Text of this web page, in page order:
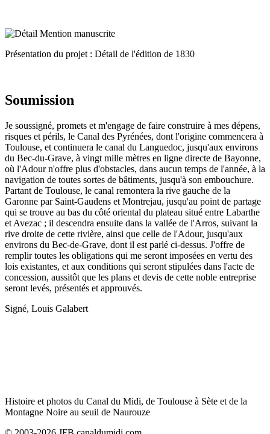
Présentation du projet : Détail de l'édition de 1830
Soumission
Je soussigné, promets et m'engage de faire construire à mes dépens,
risques et périls, le Canal des Pyrénées, dont l'origine commencera à
Toulouse, et continuera le canal du Languedoc, jusqu'aux environs
du Bec-du-Grave, à vingt mille mètres en ligne directe de Bayonne,
où l'Adour n'offre plus d'obstacles, dans aucun temps de l'année, à la
navigation de toutes sortes de bâtiments, jusqu'à son embouchure.
Partant de Toulouse, le canal remontera la rive gauche de la
Garonne par Saint-Gaudens et Montrejau, jusqu'au point de partage
qui se trouve au bas du côté oriental du plateau situé entre Labarthe
et Avezac ; il descendra ensuite dans la vallée de l'Arros, suivant la
rive droite de cette rivière, ainsi que celle de l'Adour, jusqu'aux
environs du Bec-de-Grave, dont il est parlé ci-dessus. J'offre de
remplir toutes les obligations qui me seront imposées en vertu des
lois existantes, et aux conditions qui seront stipulées dans l'acte de
concession, aussitôt que les plans et devis de cette noble entreprise
seront levés, présentés et approuvés.
Signé, Louis Galabert
Histoire et photos du Canal du Midi, de Toulouse à Sète et de la
Montagne Noire au seuil de Naurouze